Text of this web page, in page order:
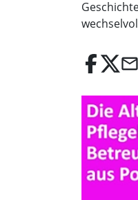
email